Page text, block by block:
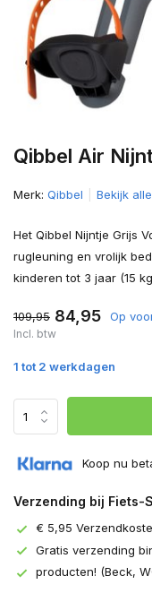
Qibbel Air
Merk: Qibbel Bekijk
Het Qibbel Nijntje Grijs
rugleuning en vrolijk
kinderen tot 3 jaar (15
109,95 84,95 Op
Incl. btw
1 tot 2 werkdagen
Koop nu
Verzending bij Fiets-
€ 5,95
Gratis verzending
producten! (Beck,